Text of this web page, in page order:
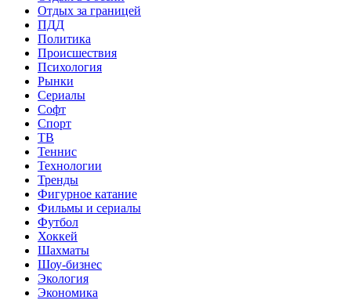
Отдых за границей
ПДД
Политика
Происшествия
Психология
Рынки
Сериалы
Софт
Спорт
ТВ
Теннис
Технологии
Тренды
Фигурное катание
Фильмы и сериалы
Футбол
Хоккей
Шахматы
Шоу-бизнес
Экология
Экономика